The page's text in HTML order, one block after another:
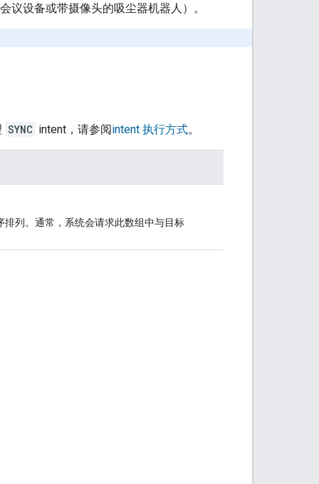
议设备或带摄像头的吸尘器机器人）。
SYNC intent，请参阅intent 执行方式。
列。通常，系统会请求此数组中与目标